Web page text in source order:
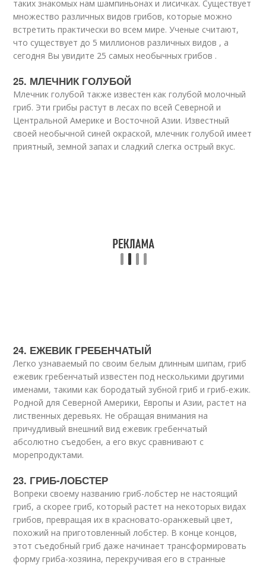
таких знакомых нам шампиньонах и лисичках. Существует
множество различных видов грибов, которые можно
встретить практически во всем мире. Ученые считают,
что существует до 5 миллионов различных видов , а
сегодня Вы увидите 25 самых необычных грибов .
25. МЛЕЧНИК ГОЛУБОЙ
Млечник голубой также известен как голубой молочный
гриб. Эти грибы растут в лесах по всей Северной и
Центральной Америке и Восточной Азии. Известный
своей необычной синей окраской, млечник голубой имеет
приятный, земной запах и сладкий слегка острый вкус.
24. ЕЖЕВИК ГРЕБЕНЧАТЫЙ
Легко узнаваемый по своим белым длинным шипам, гриб
ежевик гребенчатый известен под несколькими другими
именами, такими как бородатый зубной гриб и гриб-ежик.
Родной для Северной Америки, Европы и Азии, растет на
лиственных деревьях. Не обращая внимания на
причудливый внешний вид ежевик гребенчатый
абсолютно съедобен, а его вкус сравнивают с
морепродуктами.
23. ГРИБ-ЛОБСТЕР
Вопреки своему названию гриб-лобстер не настоящий
гриб, а скорее гриб, который растет на некоторых видах
грибов, превращая их в красновато-оранжевый цвет,
похожий на приготовленный лобстер. В конце концов,
этот съедобный гриб даже начинает трансформировать
форму гриба-хозяина, перекручивая его в странные